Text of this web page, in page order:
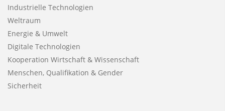
Industrielle Technologien
Weltraum
Energie & Umwelt
Digitale Technologien
Kooperation Wirtschaft & Wissenschaft
Menschen, Qualifikation & Gender
Sicherheit